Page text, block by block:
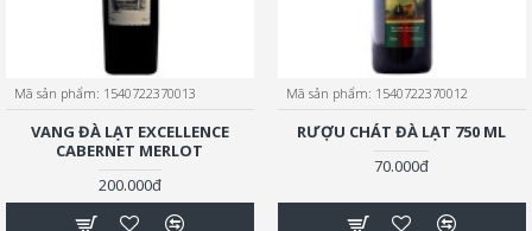
Mã sản phẩm: 1540722370013
VANG ĐÀ LẠT EXCELLENCE
CABERNET MERLOT
200.000đ
Mã sản phẩm: 1540722370012
RƯỢU CHÁT ĐÀ LẠT 750 ML
70.000đ